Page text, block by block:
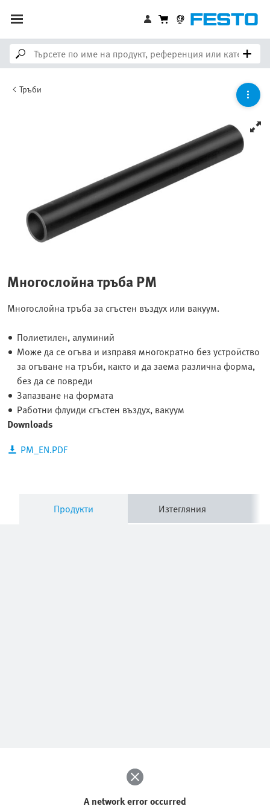
Тръби
Многослойна тръба PM
Многослойна тръба за сгъстен въздух или вакуум.
Полиетилен, алуминий
Може да се огъва и изправя многократно без устройство
за огъване на тръби, както и да заема различна форма,
без да се повреди
Запазване на формата
Работни флуиди сгъстен въздух, вакуум
Downloads
PM_EN.PDF
Продукти Изтегляния
A network error occurred